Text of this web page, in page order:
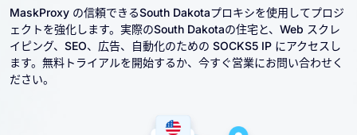
MaskProxy の信頼できるSouth Dakotaプロキシを使用してプロジ
ェクトを強化します。実際のSouth Dakotaの住宅と、Web スクレ
イピング、SEO、広告、自動化のための SOCKS5 IP にアクセスし
ます。無料トライアルを開始するか、今すぐ営業にお問い合わせく
ださい。